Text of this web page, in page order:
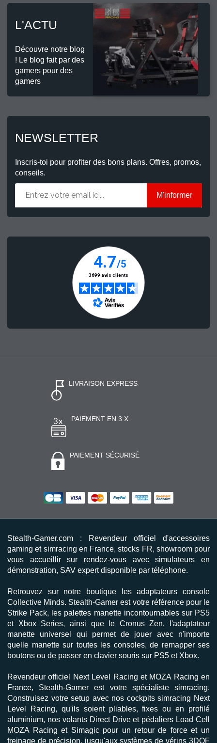
L'ACTU
Découvre notre blog
! Le blog fait par des
gamers pour des
gamers
NEWSLETTER
Inscris-toi pour profiter des bons plans. Offres, promos,
conseils.
M'informer
LIVRAISON EXPRESS
PAIEMENT EN 3 X
PAIEMENT SÉCURISÉ
Stealth-Gamer.com : Revendeur officiel
d'accessoires
gaming et simracing en France, stocks FR, showroom pour
vous accueillir sur rendez-vous avec simulateurs en
démonstration, SAV expert disponible par téléphone.
Retrouvez sur notre boutique les adaptateurs console
Collective Minds. Stealth-Gamer est votre référence pour le
Strike Pack, les palettes manette incontournables sur PS5
et Xbox Series, ainsi que le Cronus Zen, l'adaptateur
manette universel qui permet de jouer avec n'importe
quelle manette sur toutes les consoles, de remapper ses
boutons ou de passer en clavier souris sur PS5 et Xbox.
Revendeur officiel Next Level Racing et MOZA Racing en
France, Stealth-Gamer est votre spécialiste simracing.
Construisez votre setup avec nos cockpits simracing Next
Level Racing, qu'ils soient pliables, fixes ou en profilé
aluminium, nos volants Direct Driveet pédaliers Load Cell
MOZA Racing et Simagic pour un retour de force et un
freinage de précision, jusqu'auxsystèmes de vérins 3DOF